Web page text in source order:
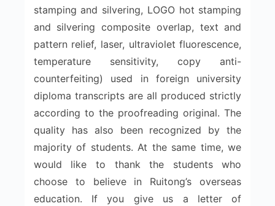
stamping and silvering, LOGO hot stamping
and silvering composite overlap, text and
pattern relief, laser, ultraviolet fluorescence,
temperature sensitivity, copy anti-
counterfeiting) used in foreign university
diploma transcripts are all produced strictly
according to the proofreading original. The
quality has also been recognized by the
majority of students. At the same time, we
would like to thank the students who
choose to believe in Ruitong’s overseas
education. If you give us a letter of